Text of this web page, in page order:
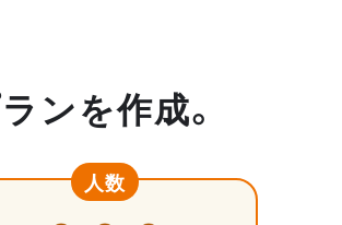
ンを作成。
人数